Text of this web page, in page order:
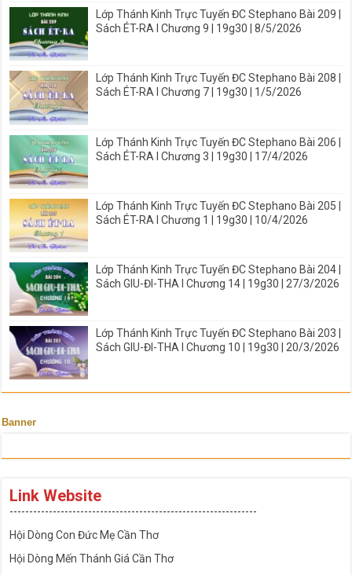
Lớp Thánh Kinh Trực Tuyến ĐC Stephano Bài 209 |
Sách ÉT-RA I Chương 9 | 19g30 | 8/5/2026
Lớp Thánh Kinh Trực Tuyến ĐC Stephano Bài 208 |
Sách ÉT-RA I Chương 7 | 19g30 | 1/5/2026
Lớp Thánh Kinh Trực Tuyến ĐC Stephano Bài 206 |
Sách ÉT-RA I Chương 3 | 19g30 | 17/4/2026
Lớp Thánh Kinh Trực Tuyến ĐC Stephano Bài 205 |
Sách ÉT-RA I Chương 1 | 19g30 | 10/4/2026
Lớp Thánh Kinh Trực Tuyến ĐC Stephano Bài 204 |
Sách GIU-ĐI-THA I Chương 14 | 19g30 | 27/3/2026
Lớp Thánh Kinh Trực Tuyến ĐC Stephano Bài 203 |
Sách GIU-ĐI-THA I Chương 10 | 19g30 | 20/3/2026
Banner
Link Website
---------------------------------------------------------------
Hội Dòng Con Đức Mẹ Cần Thơ
Hội Dòng Mến Thánh Giá Cần Thơ